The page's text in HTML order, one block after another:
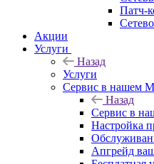
Патч-
Акции
Услуги
Назад
Услуги
Сервис в нашем
Назад
Сервис в
Настройка
Апгрейд